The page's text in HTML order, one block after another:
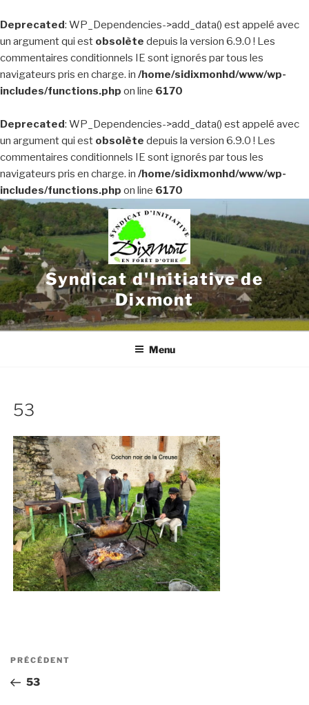
Deprecated: WP_Dependencies->add_data() est appelé avec
un argument qui est obsolète depuis la version 6.9.0 ! Les
commentaires conditionnels IE sont ignorés par tous les
navigateurs pris en charge. in /home/sidixmonhd/www/wp-
includes/functions.php on line 6170
Deprecated: WP_Dependencies->add_data() est appelé avec
un argument qui est obsolète depuis la version 6.9.0 ! Les
commentaires conditionnels IE sont ignorés par tous les
navigateurs pris en charge. in /home/sidixmonhd/www/wp-
includes/functions.php on line 6170
Aller
au
contenu
principal
Syndicat d'Initiative de
Dixmont
Menu
53
Navigation
l’article
Article
précédent
PRÉCÉDENT
53